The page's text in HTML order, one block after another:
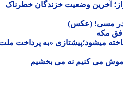
وضعیت خزندگان خطرناک
مسی! (عکس)
مکه
میشود؛پیشتازی «به پرداخت ملت
می کنیم نه می بخشیم